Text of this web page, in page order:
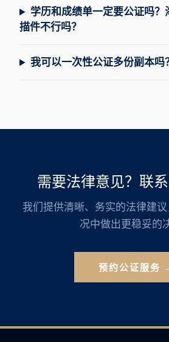
学历和成绩单一定要公证吗？
描件不行吗？
我可以一次性公证多份副本吗
需要法律意见？联
我们提供清晰、务实的法律建
况中做出更稳妥的
预约公证服务